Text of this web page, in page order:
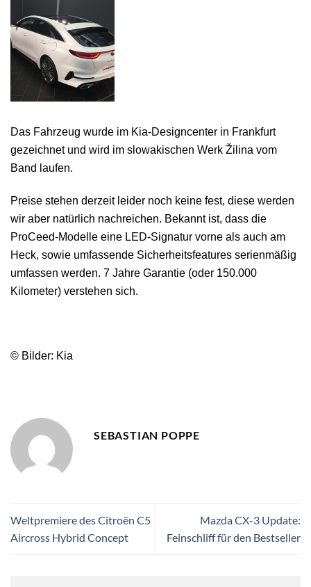
Das Fahrzeug wurde im Kia-Designcenter in Frankfurt
gezeichnet und wird im slowakischen Werk Žilina vom
Band laufen.
Preise stehen derzeit leider noch keine fest, diese werden
wir aber natürlich nachreichen. Bekannt ist, dass die
ProCeed-Modelle eine LED-Signatur vorne als auch am
Heck, sowie umfassende Sicherheitsfeatures serienmäßig
umfassen werden. 7 Jahre Garantie (oder 150.000
Kilometer) verstehen sich.
© Bilder: Kia
SEBASTIAN POPPE
Weltpremiere des Citroën C5
Aircross Hybrid Concept
Mazda CX-3 Update:
Feinschliff für den Bestseller